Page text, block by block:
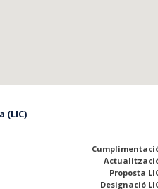
(LIC)
Proposta
Designació